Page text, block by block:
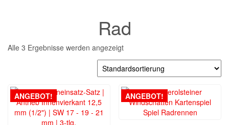
Rad
Alle 3 Ergebnisse werden angezeigt
ANGEBOT! ANGEBOT!